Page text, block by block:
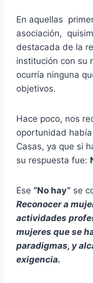
En aquellas
asociación,
destacada de la
institución con su
ocurría ninguna
objetivos.
Hace poco, nos
oportunidad
Casas, ya que si
su respuesta fue:
Ese “No hay” se
Reconocer a
actividades
mujeres que se
paradigmas, y
exigencia.